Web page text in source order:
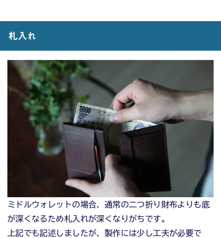
札入れ
ミドルウォレットの場合、通常の二つ折り財布よりも底
が深くなるため札入れが深くなりがちです。
上記でも記述しましたが、製作には少し工夫が必要で